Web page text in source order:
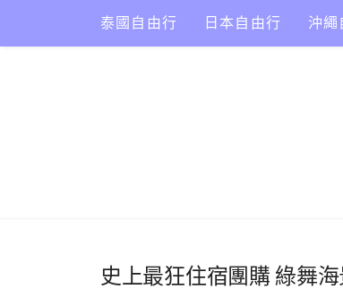
content
泰國自由行 日本自由行 沖繩
史上最狂住宿團購 綠舞